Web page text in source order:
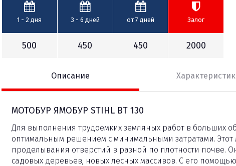
1 - 2 дня
500
3 - 6 дней
450
от 7 дней
450
Залог
2000
Описание
МОТОБУР ЯМОБУР STIHL BT 130
Для выполнения трудоемких земляных работ в больших
оптимальным решением с минимальными затратами.
проделывания отверстий в разной по плотности почве.
садовых деревьев, новых лесных массивов. С его